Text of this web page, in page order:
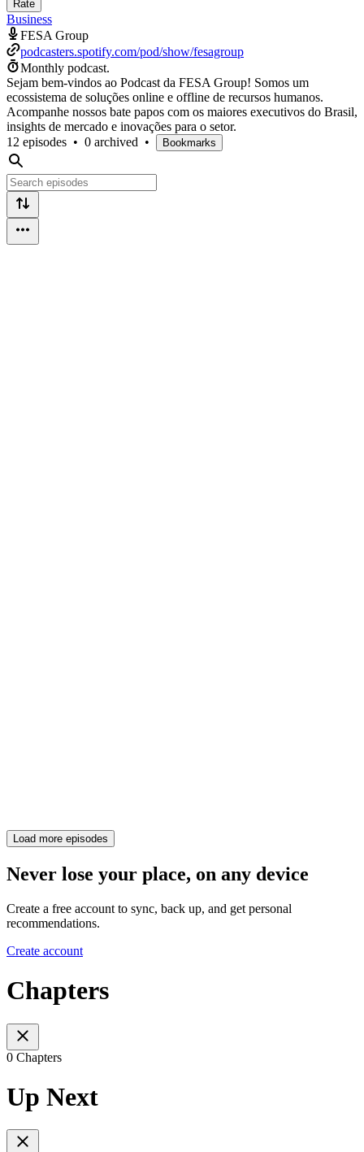
Rate
Business
FESA Group
podcasters.spotify.com/pod/show/fesagroup
Monthly podcast.
Sejam bem-vindos ao Podcast da FESA Group! Somos um
ecossistema de soluções online e offline de recursos humanos.
Acompanhe nossos bate papos com os maiores executivos do Brasil,
insights de mercado e inovações para o setor.
12 episodes • 0 archived • Bookmarks
Load more episodes
Never lose your place, on any device
Create a free account to sync, back up, and get personal
recommendations.
Create account
Chapters
0 Chapters
Up Next